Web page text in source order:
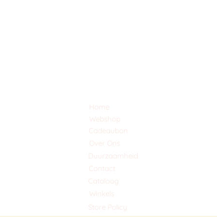
Home
Webshop
Cadeaubon
Over Ons
Duurzaamheid
Contact
Cataloog
Winkels
Store Policy